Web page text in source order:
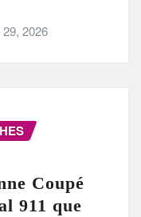
2026
Coupé
911 que